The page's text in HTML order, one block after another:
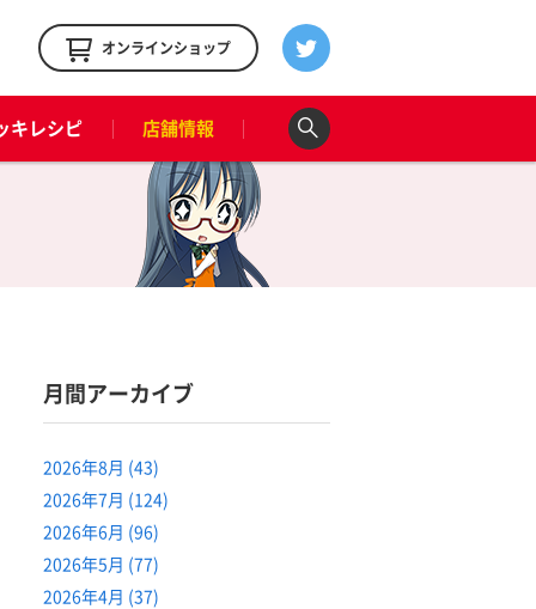
オンラインショップ
キレシピ 店舗情報
月間アーカイブ
2026年8月 (43)
2026年7月 (124)
2026年6月 (96)
2026年5月 (77)
2026年4月 (37)